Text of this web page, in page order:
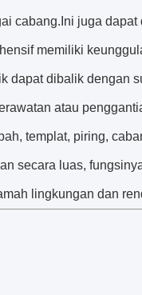
cabang.Ini juga
memiliki
dapat dibalik dengan
atau
templat, piring,
secara luas,
lingkungan dan